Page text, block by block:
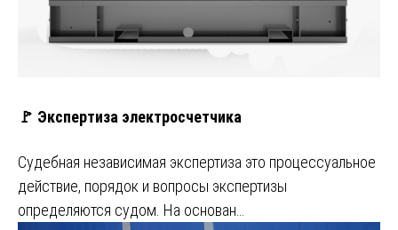
🚩 Экспертиза электросчетчика
Судебная независимая экспертиза это процессуальное
действие, порядок и вопросы экспертизы
определяются судом. На основан…